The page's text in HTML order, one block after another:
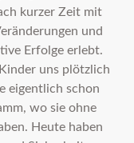
kurzer Zeit mit
und
Erfolge erlebt.
uns plötzlich
eigentlich schon
wo sie ohne
Heute haben